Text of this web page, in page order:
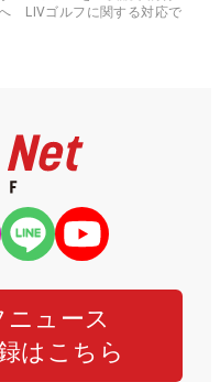
LIVゴルフに関する対応で
ュース
はこちら